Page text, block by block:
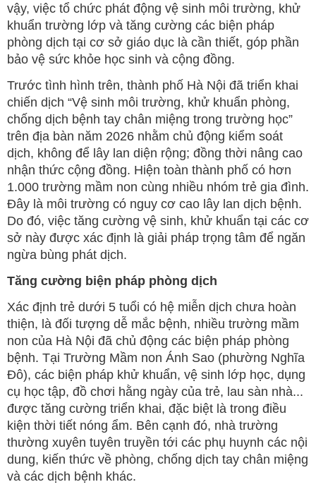
vậy, việc tổ chức phát động vệ sinh môi trường, khử
khuẩn trường lớp và tăng cường các biện pháp
phòng dịch tại cơ sở giáo dục là cần thiết, góp phần
bảo vệ sức khỏe học sinh và cộng đồng.
Trước tình hình trên, thành phố Hà Nội đã triển khai
chiến dịch “Vệ sinh môi trường, khử khuẩn phòng,
chống dịch bệnh tay chân miệng trong trường học”
trên địa bàn năm 2026 nhằm chủ động kiểm soát
dịch, không để lây lan diện rộng; đồng thời nâng cao
nhận thức cộng đồng. Hiện toàn thành phố có hơn
1.000 trường mầm non cùng nhiều nhóm trẻ gia đình.
Đây là môi trường có nguy cơ cao lây lan dịch bệnh.
Do đó, việc tăng cường vệ sinh, khử khuẩn tại các cơ
sở này được xác định là giải pháp trọng tâm để ngăn
ngừa bùng phát dịch.
Tăng cường biện pháp phòng dịch
Xác định trẻ dưới 5 tuổi có hệ miễn dịch chưa hoàn
thiện, là đối tượng dễ mắc bệnh, nhiều trường mầm
non của Hà Nội đã chủ động các biện pháp phòng
bệnh. Tại Trường Mầm non Ánh Sao (phường Nghĩa
Đô), các biện pháp khử khuẩn, vệ sinh lớp học, dụng
cụ học tập, đồ chơi hằng ngày của trẻ, lau sàn nhà...
được tăng cường triển khai, đặc biệt là trong điều
kiện thời tiết nóng ẩm. Bên cạnh đó, nhà trường
thường xuyên tuyên truyền tới các phụ huynh các nội
dung, kiến thức về phòng, chống dịch tay chân miệng
và các dịch bệnh khác.